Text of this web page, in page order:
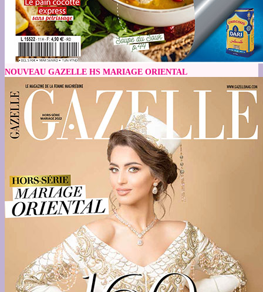
NOUVEAU GAZELLE HS MARIAGE ORIENTAL